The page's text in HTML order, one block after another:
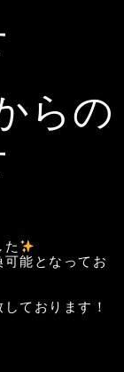
らの
能となってお
ております！